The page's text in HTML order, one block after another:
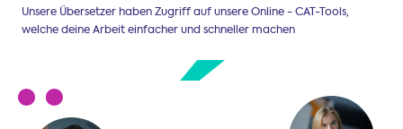
Unsere Übersetzer haben Zugriff auf unsere Online - CAT-Tools,
welche deine Arbeit einfacher und schneller machen